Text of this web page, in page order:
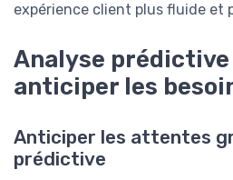
expérience client plus fluide et
Analyse
anticiper les
Anticiper les attentes
prédictive